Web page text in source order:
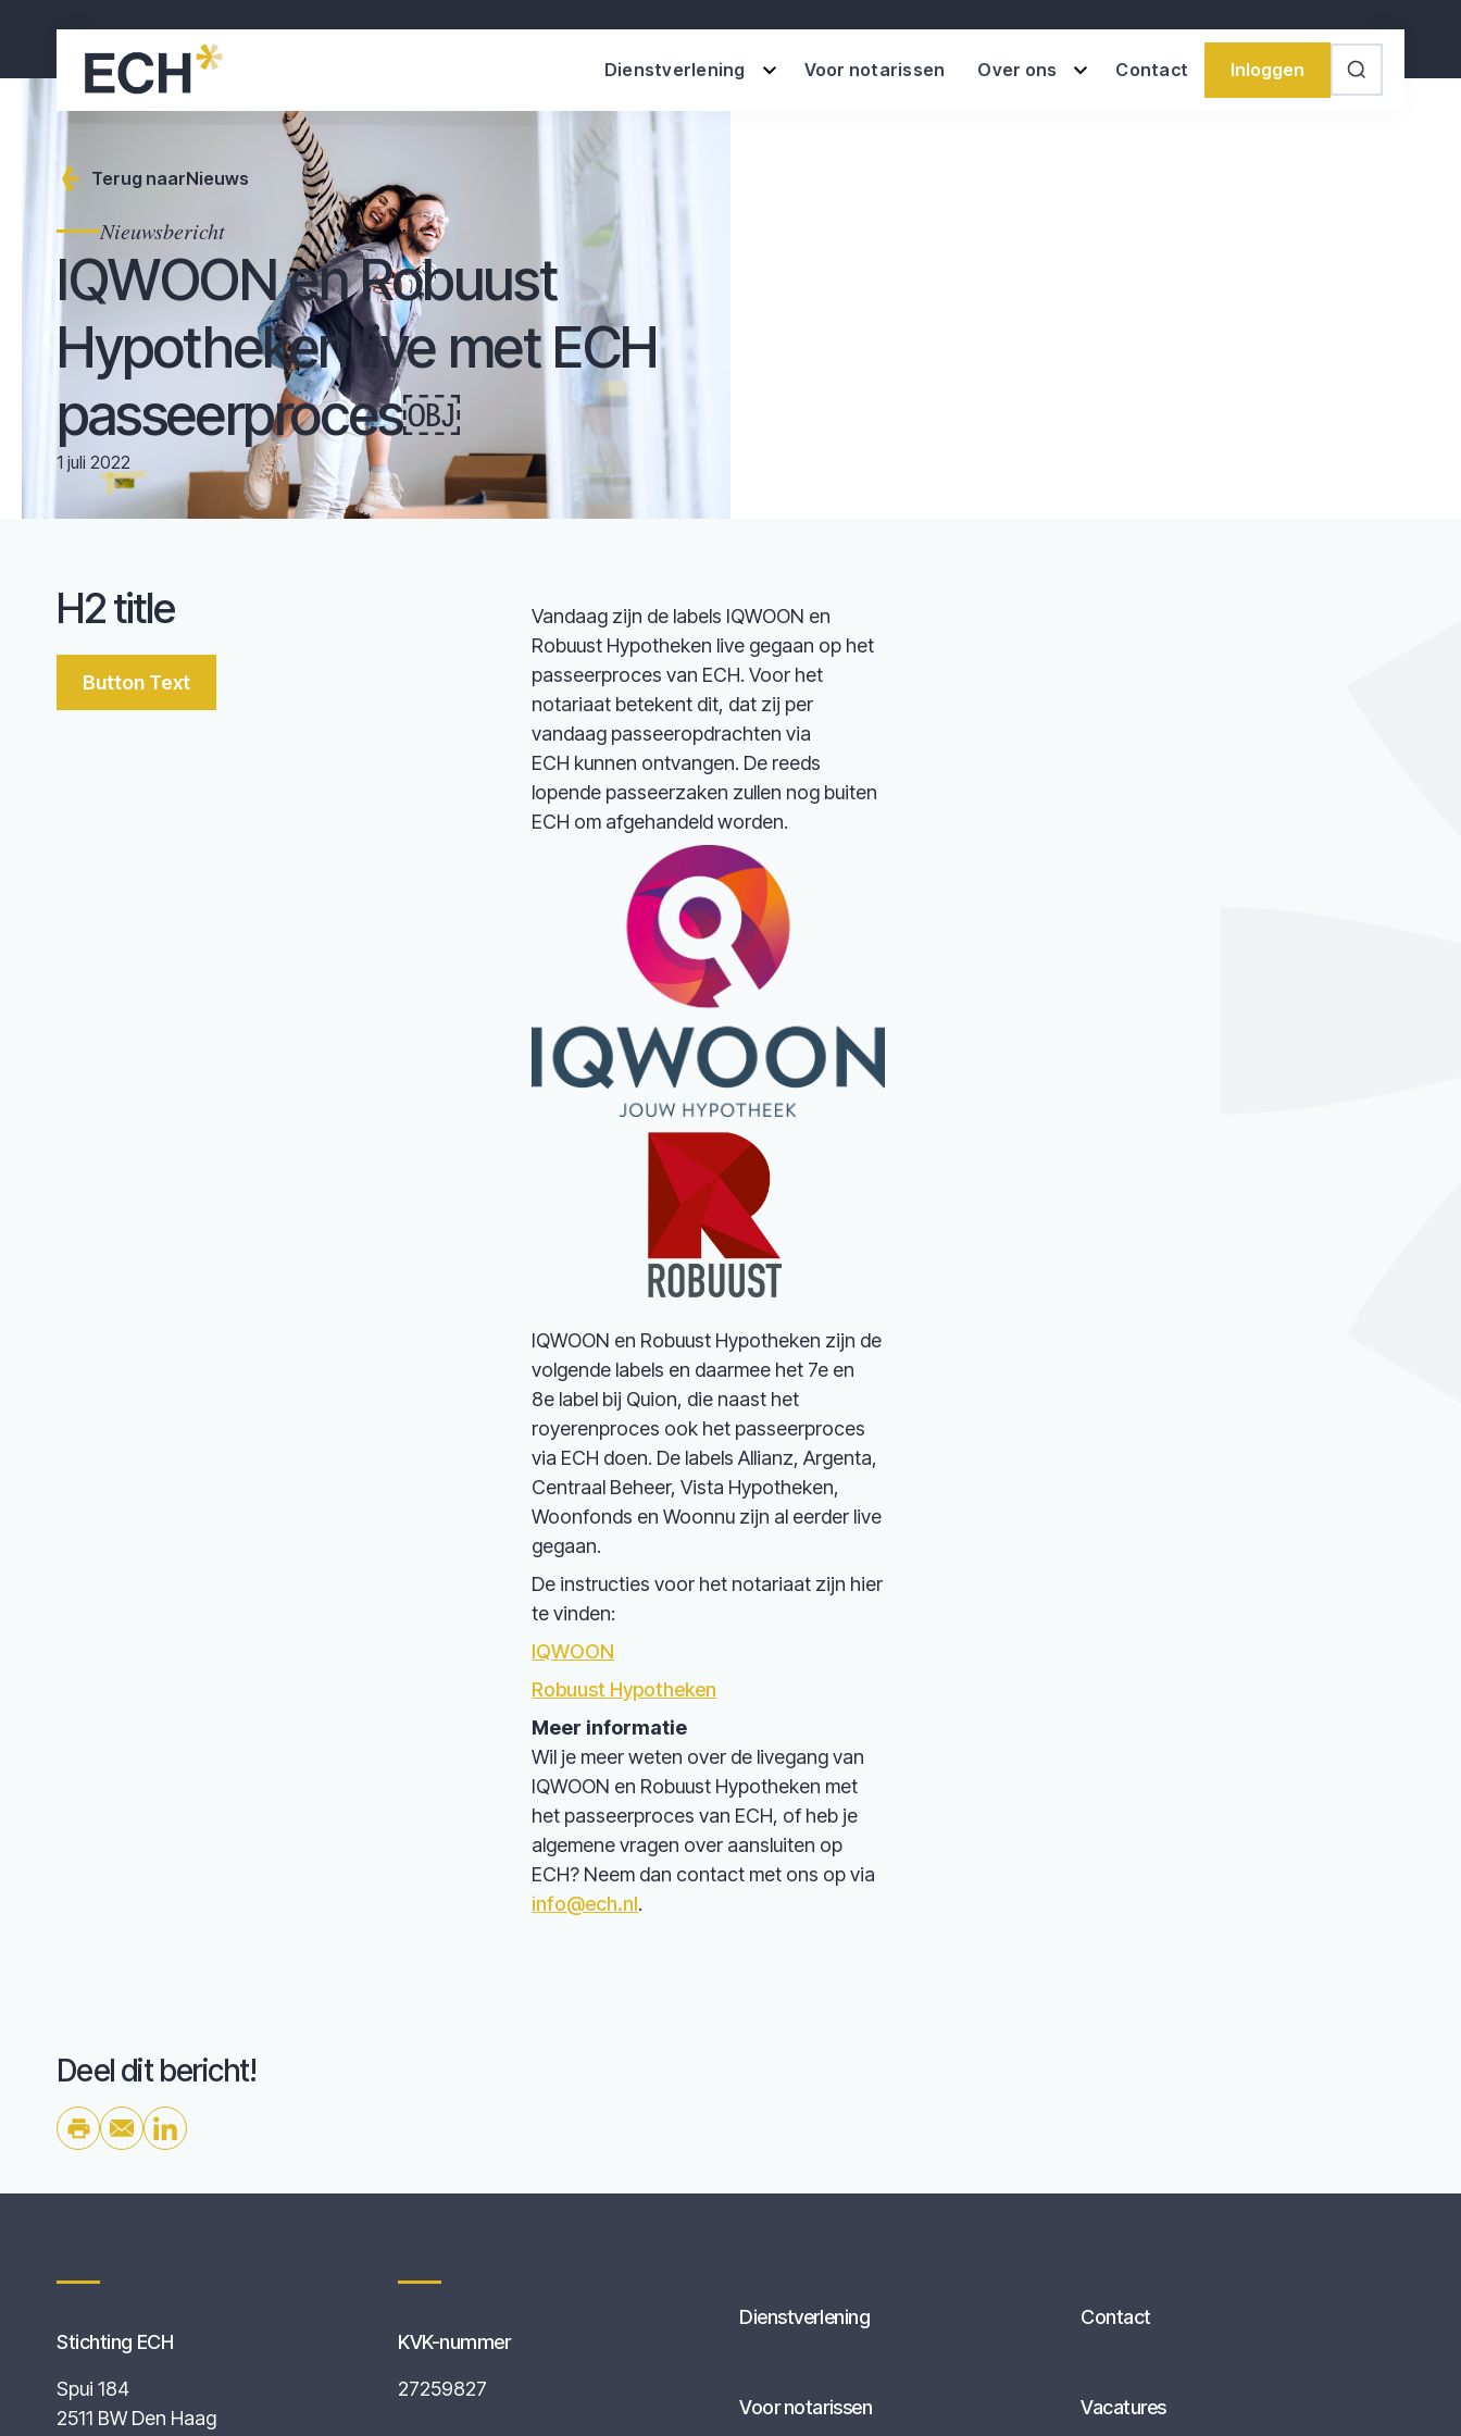
Dienstverlening Voor notarissen Over ons Contact Inloggen
Search
Terug naarNieuws
Nieuwsbericht
IQWOON en Robuust
Hypotheken live met ECH
passeerproces￼
1 juli 2022
H2 title
Button Text
Vandaag zijn de labels IQWOON en
Robuust Hypotheken live gegaan op het
passeerproces van ECH. Voor het
notariaat betekent dit, dat zij per
vandaag passeeropdrachten via
ECH kunnen ontvangen. De reeds
lopende passeerzaken zullen nog buiten
ECH om afgehandeld worden.
IQWOON en Robuust Hypotheken zijn de
volgende labels en daarmee het 7e en
8e label bij Quion, die naast het
royerenproces ook het passeerproces
via ECH doen. De labels Allianz, Argenta,
Centraal Beheer, Vista Hypotheken,
Woonfonds en Woonnu zijn al eerder live
gegaan.
De instructies voor het notariaat zijn hier
te vinden:
IQWOON
Robuust Hypotheken
Meer informatie
Wil je meer weten over de livegang van
IQWOON en Robuust Hypotheken met
het passeerproces van ECH, of heb je
algemene vragen over aansluiten op
ECH? Neem dan contact met ons op via
info@ech.nl.
Deel dit bericht!
Stichting ECH
Spui 184
2511 BW Den Haag
KVK-nummer
27259827
Dienstverlening
Voor notarissen
Contact
Vacatures